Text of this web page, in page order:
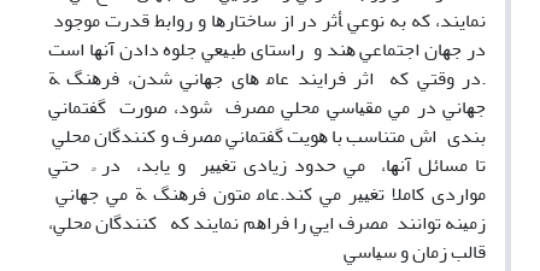
ﻧﻤﺎﻳﻨﺪ، ﻛﻪ ﺑﻪ ﻧﻮﻋﻲ ﺄﺛﺮ در از ﺳﺎﺧﺘﺎرﻫﺎ و رواﺑﻂ ﻗﺪرت ﻣﻮﺟﻮد
در ﺟﻬﺎن اﺟﺘﻤﺎﻋﻲ ﻫﻨﺪ و راﺳﺘﺎی ﻃﺒﻴﻌﻲ ﺟﻠﻮه دادن آﻧﻬﺎ اﺳﺖ
.در وﻗﺘﻲ ﻛﻪ اﺛﺮ ﻓﺮاﻳﻨﺪ ﻋﺎﻣ ﻫﺎی ﺟﻬﺎﻧﻲ ﺷﺪن، ﻓﺮﻫﻨﮓ ﺔ
ﺟﻬﺎﻧﻲ در ﻣﻲ ﻣﻘﻴﺎﺳﻲ ﻣﺤﻠﻲ ﻣﺼﺮف ﺷﻮد، ﺻﻮرت ﮔﻔﺘﻤﺎﻧﻲ
ﺑﻨﺪی اش ﻣﺘﻨﺎﺳﺐ ﺑﺎ ﻫﻮﻳﺖ ﮔﻔﺘﻤﺎﻧﻲ ﻣﺼﺮف و ﻛﻨﻨﺪﮔﺎن ﻣﺤﻠﻲ
ﺗﺎ ﻣﺴﺎﺋﻞ آﻧﻬﺎ، ﻣﻲ ﺣﺪود زﻳﺎدی ﺗﻐﻴﻴﺮ و ﻳﺎﺑﺪ، در ً ﺣﺘﻲ
ﻣﻮاردی ﻛﺎﻣﻼ ﺗﻐﻴﻴﺮ ﻣﻲ ﻛﻨﺪ.ﻋﺎﻣ ﻣﺘﻮن ﻓﺮﻫﻨﮓ ﺔ ﻣﻲ ﺟﻬﺎﻧﻲ
زﻣﻴﻨﻪ ﺗﻮاﻧﻨﺪ ﻣﺼﺮف اﻳﻲ را ﻓﺮاﻫﻢ ﻧﻤﺎﻳﻨﺪ ﻛﻪ ﻛﻨﻨﺪﮔﺎن ﻣﺤﻠﻲ،
ﻗﺎﻟﺐ زﻣﺎن و ﺳﻴﺎﺳﻲ